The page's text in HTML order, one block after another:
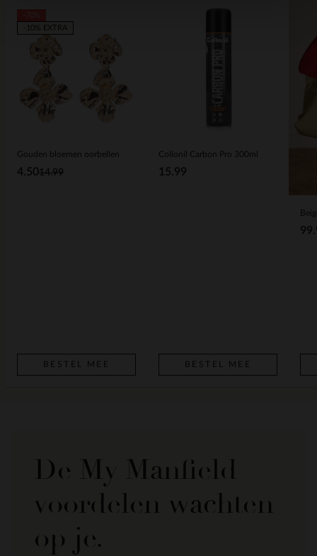
Gouden bloemen oorbellen
14.99
4.50
-10% EXTRA
BESTEL MEE
Collonil Carbon Pro 300ml
15.99
BESTEL MEE
De My Manfield
voordelen wachten
op je.